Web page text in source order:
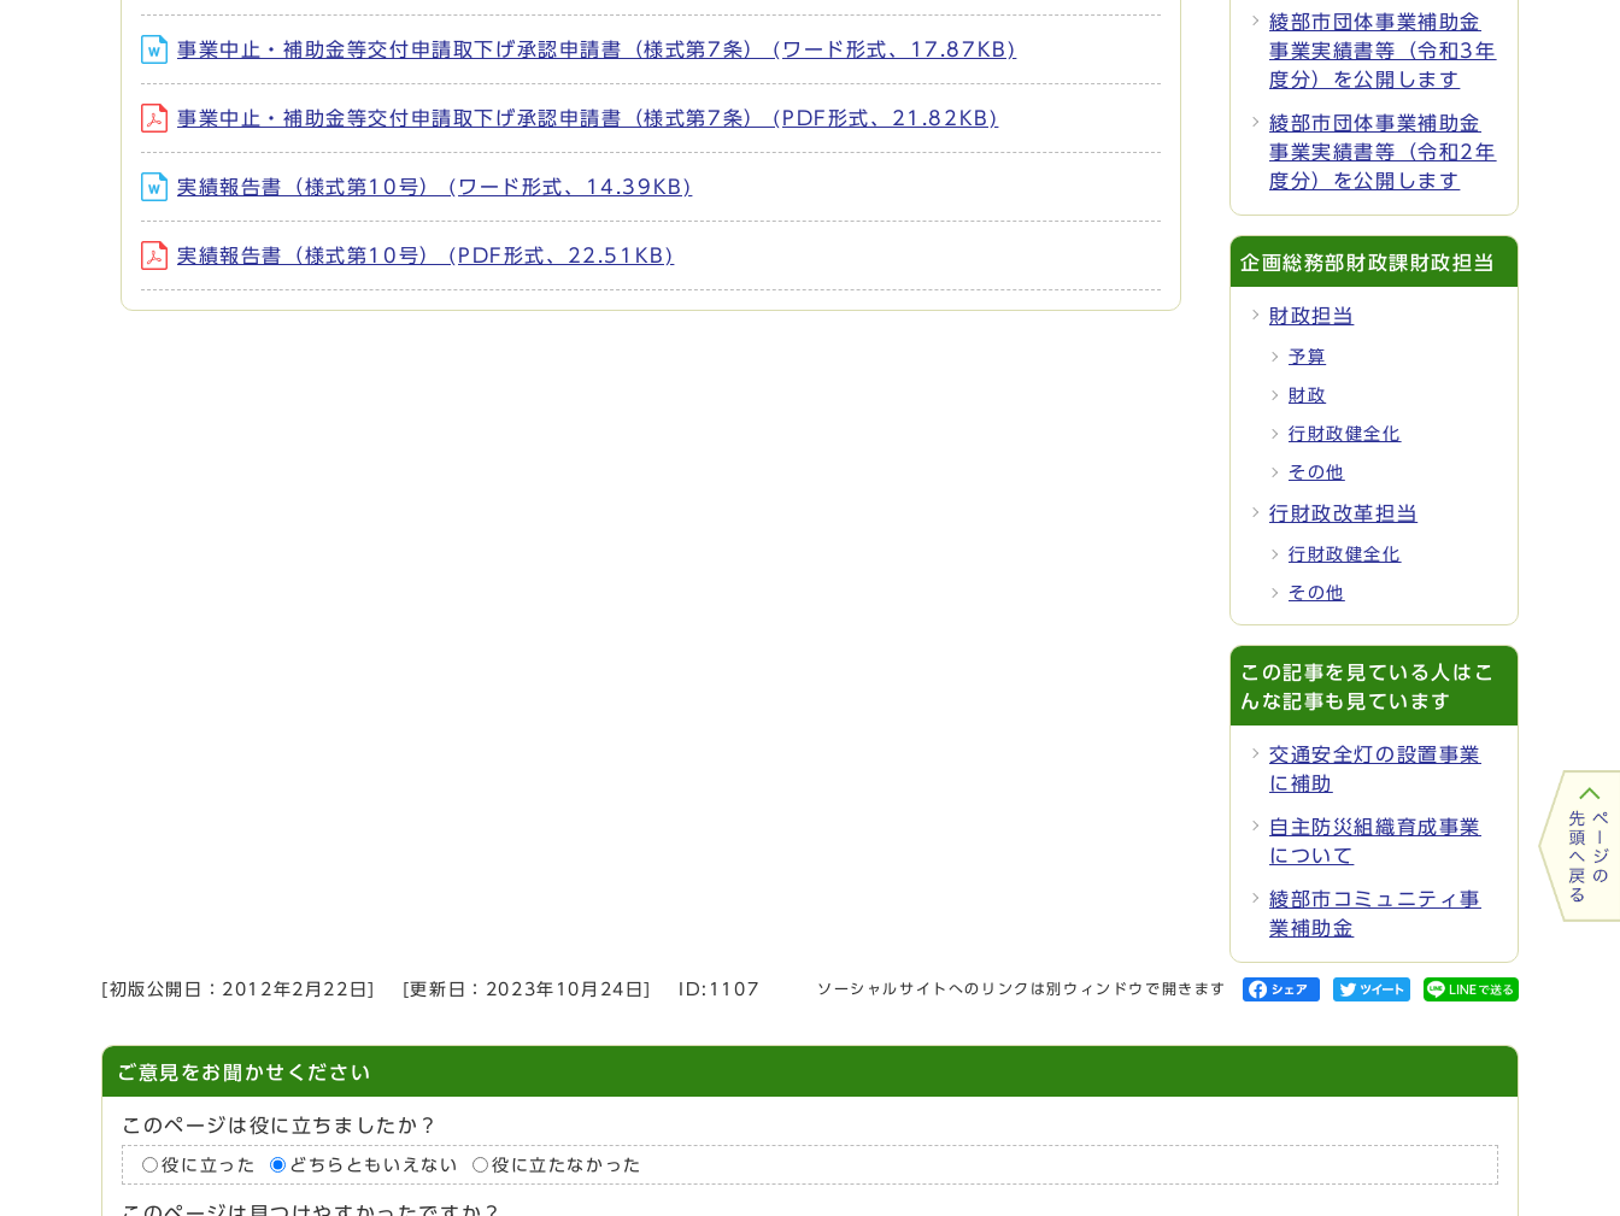
事業中止・補助金等交付申請取下げ承認申請書（様式第7条） (ワード形式、17.87KB)
事業中止・補助金等交付申請取下げ承認申請書（様式第7条） (PDF形式、21.82KB)
実績報告書（様式第10号） (ワード形式、14.39KB)
実績報告書（様式第10号） (PDF形式、22.51KB)
綾部市団体事業補助金
事業実績書等（令和3年
度分）を公開します
綾部市団体事業補助金
事業実績書等（令和2年
度分）を公開します
企画総務部財政課財政担当
財政担当
予算
財政
行財政健全化
その他
行財政改革担当
行財政健全化
その他
この記事を見ている人はこ
んな記事も見ています
交通安全灯の設置事業
に補助
自主防災組織育成事業
について
綾部市コミュニティ事
業補助金
[初版公開日： 2012年2月22日 [更新日： 2023年10月24日 ID:1107 ソーシャルサイトへのリンクは別ウィンドウで開きます
ご意見をお聞かせください
このページは役に立ちましたか？
役に立った どちらともいえない 役に立たなかった